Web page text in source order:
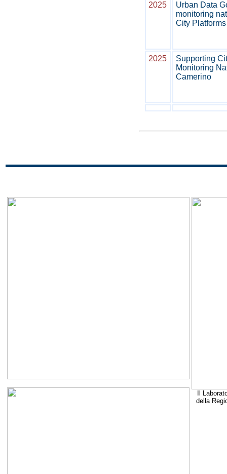
2025
Urban Data
monitoring
City Platforms
2025
Supporting
Monitoring
Camerino
Il
della